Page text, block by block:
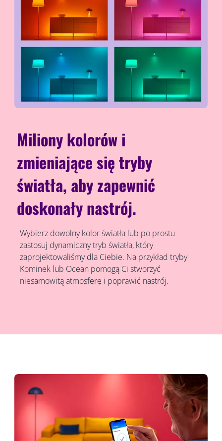
Miliony kolorów i
zmieniające się tryby
światła, aby zapewnić
doskonały nastrój.
Wybierz dowolny kolor światła lub po prostu
zastosuj dynamiczny tryb światła, który
zaprojektowaliśmy dla Ciebie. Na przykład tryby
Kominek lub Ocean pomogą Ci stworzyć
niesamowitą atmosferę i poprawić nastrój.